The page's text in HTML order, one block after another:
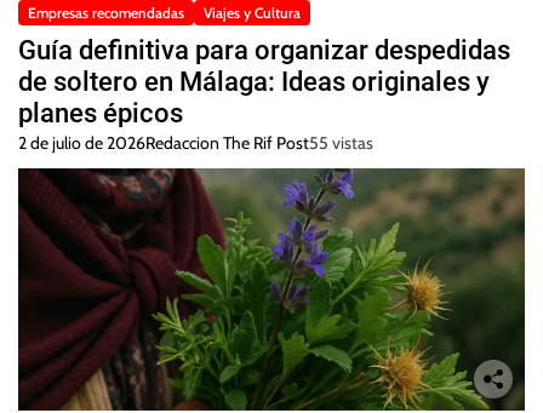
Empresas recomendadas Viajes y Cultura
Guía definitiva para organizar despedidas
de soltero en Málaga: Ideas originales y
planes épicos
2 de julio de 2026Redaccion The Rif Post55 vistas